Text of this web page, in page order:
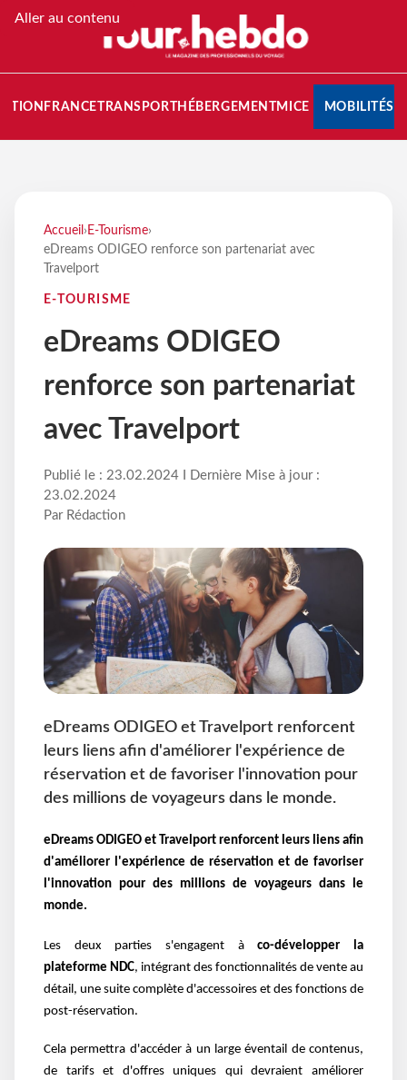
Aller au contenu
FRANCETRANSPORT HÉBERGEMENTMICE MOBILITÉS
Accueil › E-Tourisme›
eDreams ODIGEO renforce son partenariat avec
Travelport
E-TOURISME
eDreams ODIGEO
renforce son partenariat
avec Travelport
Publié le : 23.02.2024 I Dernière Mise à jour :
23.02.2024
Par Rédaction
eDreams ODIGEO et Travelport renforcent
leurs liens afin d'améliorer l'expérience de
réservation et de favoriser l'innovation pour
des millions de voyageurs dans le monde.
eDreams ODIGEO et Travelport renforcent leurs liens afin
d'améliorer l'expérience de réservation et de favoriser
l'innovation pour des millions de voyageurs dans le
monde.
Les deux parties s'engagent àco-développer la
plateforme NDC, intégrant des fonctionnalités de vente au
détail, une suite complète d'accessoires et des fonctions de
post-réservation.
Cela permettra d'accéder à un large éventail de contenus,
de tarifs et d'offres uniques qui devraient améliorer